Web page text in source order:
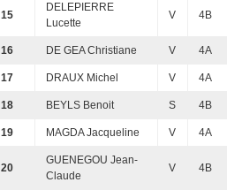
15
DELEPIERRE
Lucette
V 4B
16 DE GEA Christiane V 4A
17 DRAUX Michel V 4A
18 BEYLS Benoit S 4B
19 MAGDA Jacqueline V 4A
20
GUENEGOU Jean-
Claude
V 4B